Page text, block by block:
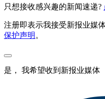
只想接收感兴趣的新闻速递?
注册即表示我接受新报业媒
保护声明 。
是， 我希望收到新报业媒体